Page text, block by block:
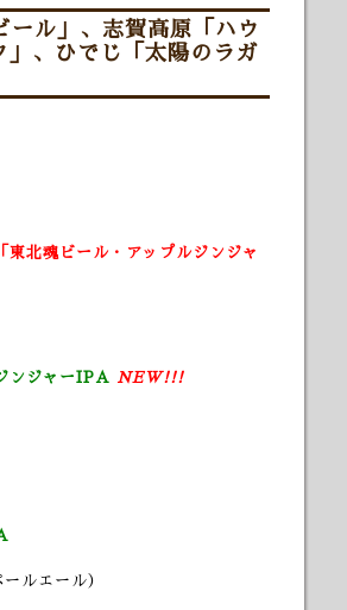
ル」、志賀高原「ハウ
、ひでじ「太陽のラガ
北魂ビール・アップルジンジャ
ンジャーIPA NEW!!!
ルエール）